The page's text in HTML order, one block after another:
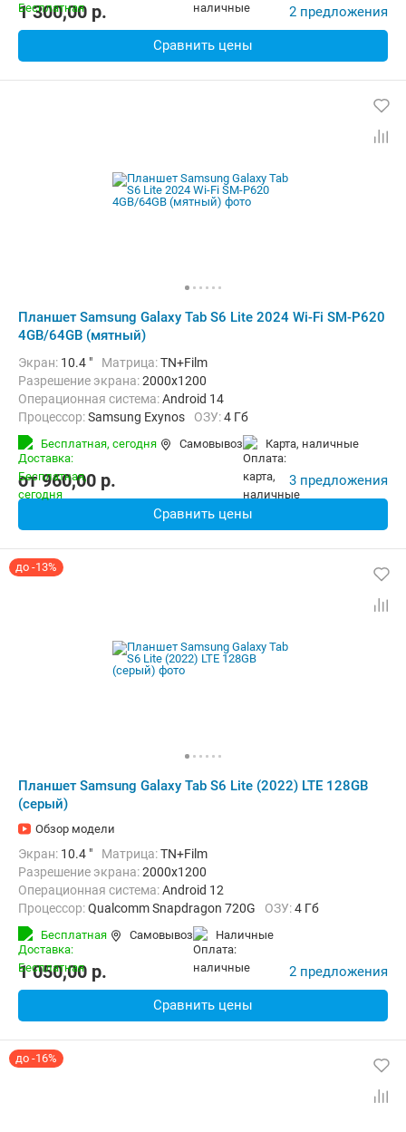
1 300,00 p. 2 предложения
Сравнить цены
Планшет Samsung Galaxy Tab S6 Lite 2024 Wi-Fi SM-P620
4GB/64GB (мятный)
Экран: 10.4 " Матрица:TN+Film
Разрешение экрана:2000x1200
Операционная система:Android 14
Процессор:Samsung Exynos ОЗУ:4 Гб
Встроенная память:
Тыловая камера:
Беспроводная связь:
Bluetooth, Wi-Fi
Комплектация:
465 г
Бесплатная, сегодня Самовывоз карта, наличные
от960,00 p. 3 предложения
Сравнить цены
до -13%
Планшет Samsung Galaxy Tab S6 Lite (2022) LTE 128GB
(серый)
Обзор модели
Экран: 10.4 " Матрица:TN+Film
Разрешение экрана:2000x1200
Операционная система:Android 12
Процессор:Qualcomm Snapdragon 720G ОЗУ:4 Гб
Встроенная память:
Тыловая камера:
Беспроводная связь:
4G (LTE), Bluetooth, Wi-Fi
Комплектация:
Вес:467 г
Бесплатная Самовывоз наличные
1 050,00 p. 2 предложения
Сравнить цены
до -16%